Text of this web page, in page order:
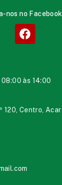
nos no Facebook
às 14:00
120, Centro,